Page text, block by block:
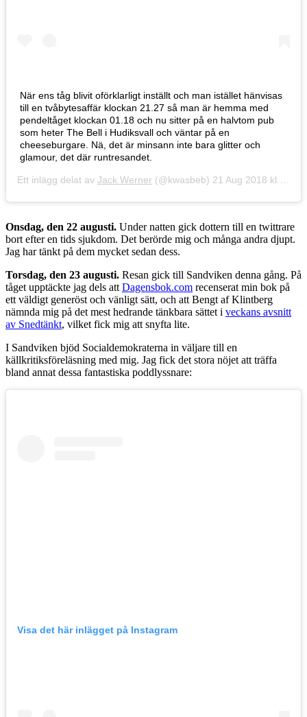
När ens tåg blivit oförklarligt inställt och man istället hänvisas
till en tvåbytesaffär klockan 21.27 så man är hemma med
pendeltåget klockan 01.18 och nu sitter på en halvtom pub
som heter The Bell i Hudiksvall och väntar på en
cheeseburgare. Nä, det är minsann inte bara glitter och
glamour, det där runtresandet.
Ett inlägg delat av Jack Werner (@kwasbeb) 21 Aug 2018 kl. 11:13 PDT
Onsdag, den 22 augusti. Under natten gick dottern till en twittrare
bort efter en tids sjukdom. Det berörde mig och många andra djupt.
Jag har tänkt på dem mycket sedan dess.
Torsdag, den 23 augusti. Resan gick till Sandviken denna gång. På
tåget upptäckte jag dels att Dagensbok.com recenserat min bok på
ett väldigt generöst och vänligt sätt, och att Bengt af Klintberg
nämnda mig på det mest hedrande tänkbara sättet i veckans avsnitt
av Snedtänkt, vilket fick mig att snyfta lite.
I Sandviken bjöd Socialdemokraterna in väljare till en
källkritiksföreläsning med mig. Jag fick det stora nöjet att träffa
bland annat dessa fantastiska poddlyssnare:
Visa det här inlägget på Instagram